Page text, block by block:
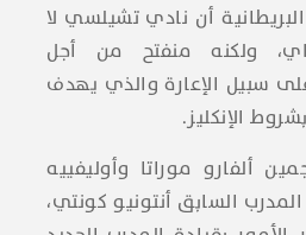
أن نادي تشيلسي لا
ولكنه منفتح من أجل
سبيل الإعارة والذي يهدف
الإنكليز.
ألفارو موراتا وأوليفييه
السابق أنتونيو كونتي،